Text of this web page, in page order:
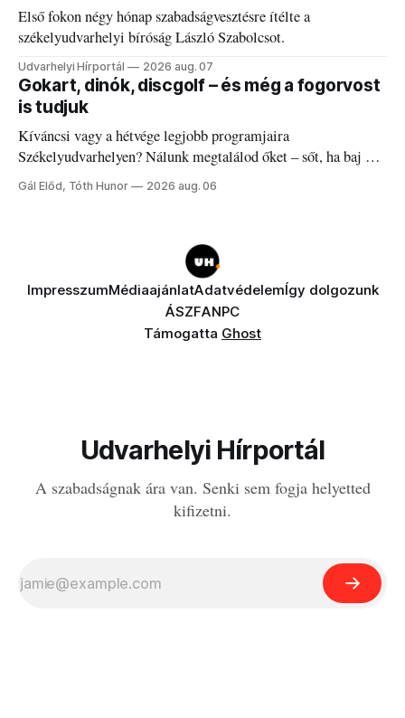
Első fokon négy hónap szabadságvesztésre ítélte a
székelyudvarhelyi bíróság László Szabolcsot.
Udvarhelyi Hírportál 2026 aug. 07
Gokart, dinók, discgolf – és még a fogorvost
is tudjuk
Kíváncsi vagy a hétvége legjobb programjaira
Székelyudvarhelyen? Nálunk megtalálod őket – sőt, ha baj van
a fogaddal, a fogorvosi ügyeletet is!
Gál Előd, Tóth Hunor 2026 aug. 06
ImpresszumMédiaajánlatAdatvédelemÍgy dolgozunk
ÁSZFANPC
Támogatta Ghost
Udvarhelyi Hírportál
A szabadságnak ára van. Senki sem fogja helyetted
kifizetni.